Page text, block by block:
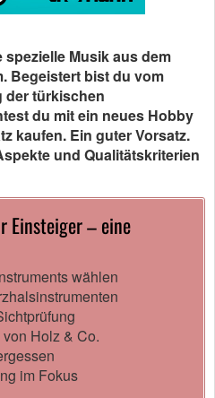
Musik aus dem
Begeistert bist du vom
der türkischen
du mit ein neues Hobby
kaufen. Ein guter Vorsatz.
und Qualitätskriterien
Einsteiger – eine
wählen
Holz & Co.
im Fokus